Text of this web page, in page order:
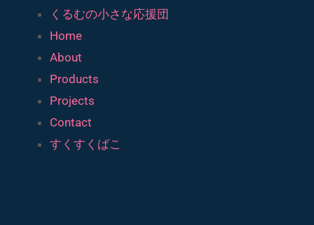
くるむの小さな応援団
Home
About
Products
Projects
Contact
すくすくばこ